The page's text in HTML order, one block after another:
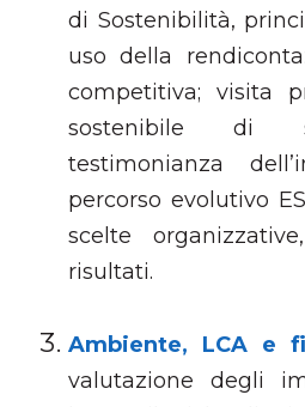
di Sostenibilità,
uso della
competitiva; visita
sostenibile di
testimonianza
percorso evolutivo
scelte
risultati.
Ambiente, LCA e
valutazione degli